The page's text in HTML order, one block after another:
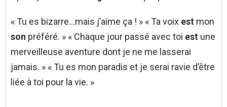
« Tu es bizarre…mais j’aime ça ! » « Ta voix est mon
son préféré. » « Chaque jour passé avec toi est une
merveilleuse aventure dont je ne me lasserai
jamais. » « Tu es mon paradis et je serai ravie d’être
liée à toi pour la vie. »